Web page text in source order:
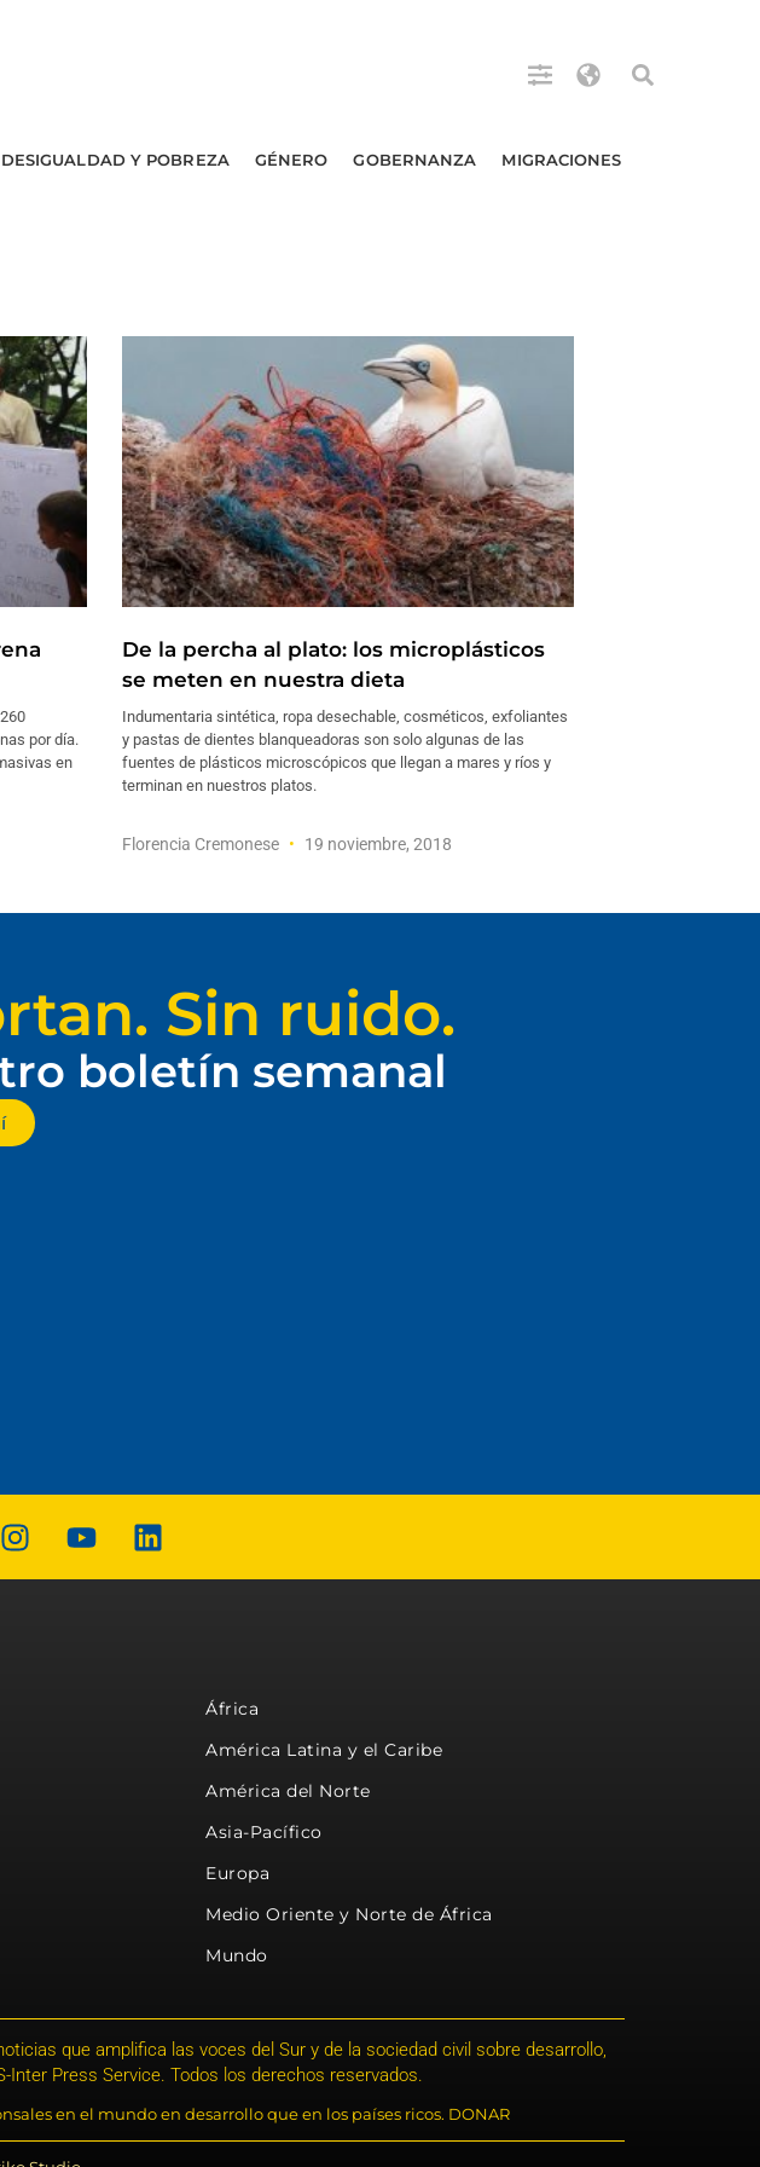
DESIGUALDAD Y POBREZA GÉNERO GOBERNANZA MIGRACIONES
por día.
en
De la percha al plato: los microplásticos
se meten en nuestra dieta
Indumentaria sintética, ropa desechable, cosméticos, exfoliantes
y pastas de dientes blanqueadoras son solo algunas de las
fuentes de plásticos microscópicos que llegan a mares y ríos y
terminan en nuestros platos.
Florencia Cremonese 19 noviembre, 2018
Sin ruido.
boletín semanal
África
América Latina y el Caribe
América del Norte
Asia-Pacífico
Europa
Medio Oriente y Norte de África
Mundo
que amplifica las voces del Sur y de la sociedad civil sobre desarrollo,
Press Service. Todos los derechos reservados.
en el mundo en desarrollo que en los países ricos. DONAR